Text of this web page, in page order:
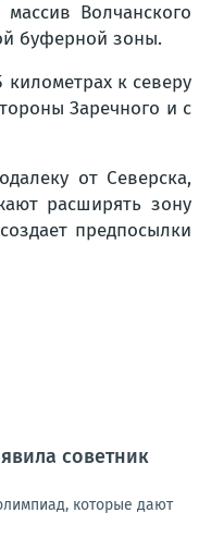
Волчанского
буферной зоны.
к северу
Заречного и с
от Северска,
расширять зону
предпосылки
советник
которые дают